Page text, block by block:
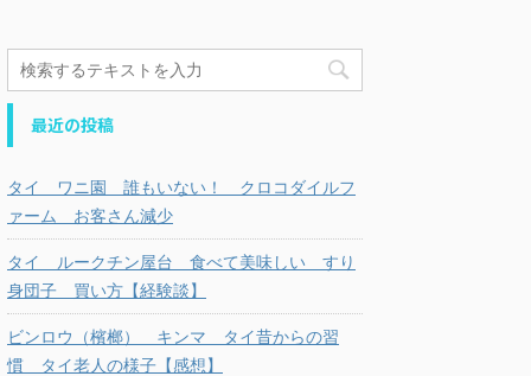
最近の投稿
タイ ワニ園 誰もいない！ クロコダイルフ
ァーム お客さん減少
タイ ルークチン屋台 食べて美味しい すり
身団子 買い方【経験談】
ビンロウ（檳榔） キンマ タイ昔からの習
慣 タイ老人の様子【感想】